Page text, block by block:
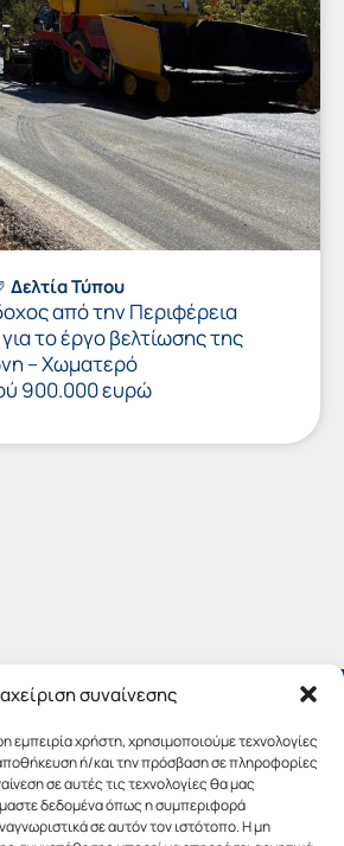
συναίνεσης
εμπειρία χρήστη, χρησιμοποιούμε τεχνολογίες
ή/και την πρόσβαση σε πληροφορίες
σε αυτές τις τεχνολογίες θα μας
δεδομένα όπως η συμπεριφορά
σε αυτόν τον ιστότοπο. Η μη
Δελτία Τύπου
από την Περιφέρεια
το έργο βελτίωσης της
– Χωματερό
900.000 ευρώ